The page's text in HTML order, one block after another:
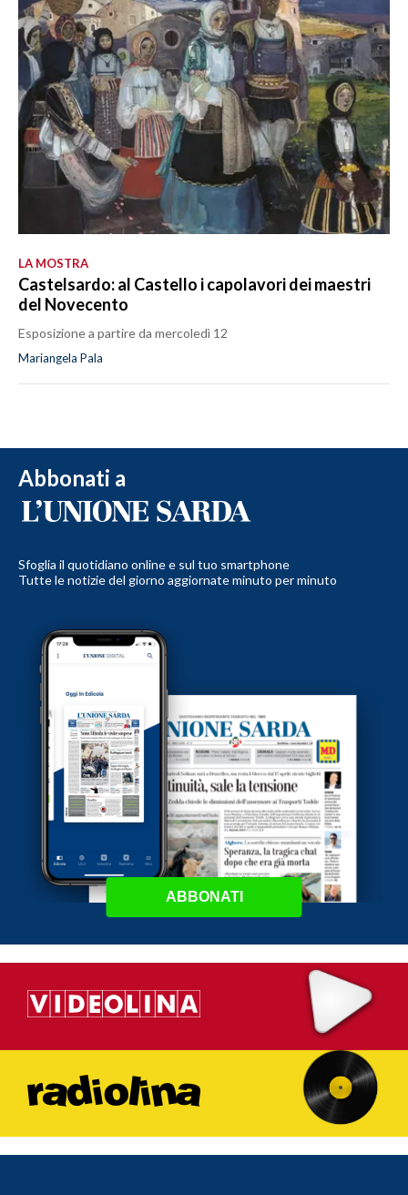
LA MOSTRA
Castelsardo: al Castello i capolavori dei maestri
del Novecento
Esposizione a partire da mercoledì 12
Mariangela Pala
Abbonati a
Sfoglia il quotidiano online e sul tuo smartphone
Tutte le notizie del giorno aggiornate minuto per minuto
ABBONATI